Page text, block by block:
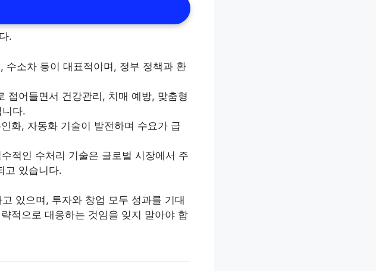
.
수소차 등이 대표적이며, 정부 정책과 환
접어들면서 건강관리, 치매 예방, 맞춤형
다.
화, 자동화 기술이 발전하며 수요가 급
적인 수처리 기술은 글로벌 시장에서 주
고 있습니다.
있으며, 투자와 창업 모두 성과를 기대
적으로 대응하는 것임을 잊지 말아야 합